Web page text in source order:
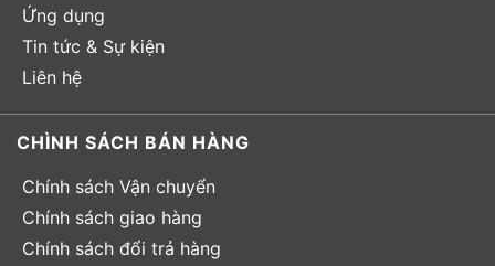
Ứng dụng
Tin tức & Sự kiện
Liên hệ
CHÌNH SÁCH BÁN HÀNG
Chính sách Vận chuyển
Chính sách giao hàng
Chính sách đổi trả hàng